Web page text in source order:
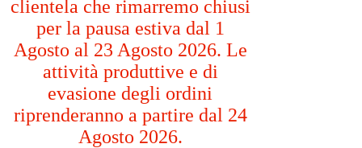
clientela che rimarremo chiusi
per la pausa estiva dal 1
Agosto al 23 Agosto 2026. Le
attività produttive e di
evasione degli ordini
riprenderanno a partire dal 24
Agosto 2026.